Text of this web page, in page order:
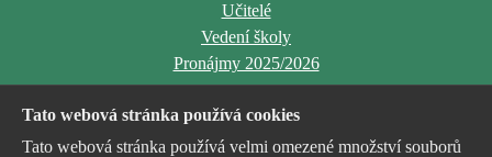
Učitelé
Vedení školy
Pronájmy 2025/2026
Tato webová stránka používá cookies
Tato webová stránka používá velmi omezené množství souborů